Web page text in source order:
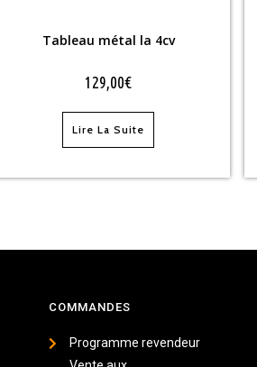
Tableau métal la 4cv
129,00€
Lire La Suite
COMMANDES
Programme revendeur